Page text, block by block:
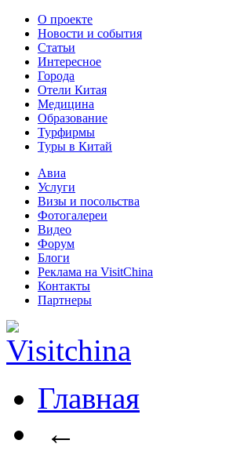
О проекте
Новости и события
Статьи
Интересное
Города
Отели Китая
Медицина
Образование
Турфирмы
Туры в Китай
Авиа
Услуги
Визы и посольства
Фотогалереи
Видео
Форум
Блоги
Реклама на VisitChina
Контакты
Партнеры
Главная
←